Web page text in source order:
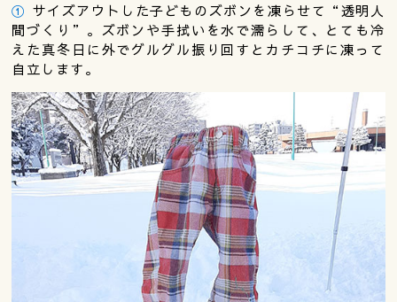
① サイズアウトした子どものズボンを凍らせて“透明人
間づくり”。ズボンや手拭いを水で濡らして、とても冷
えた真冬日に外でグルグル振り回すとカチコチに凍って
自立します。